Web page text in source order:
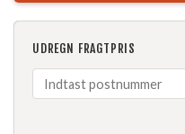
UDREGN FRAGTPRIS